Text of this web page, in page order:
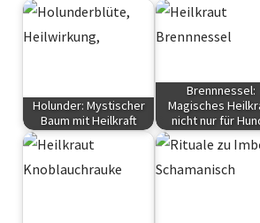
Holunder: Mystischer
Baum mit Heilkraft
Kräuter
Brennnessel:
Magisches
nicht nur für
Kräuter